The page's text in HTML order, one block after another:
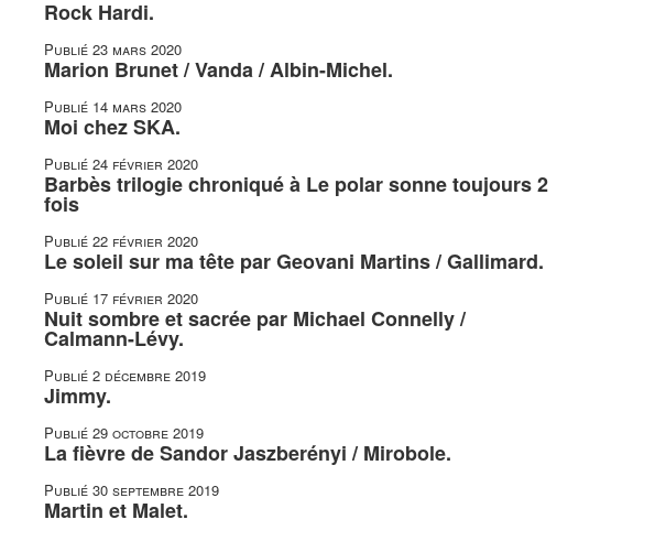
Rock Hardi.
Publié 23 mars 2020
Marion Brunet / Vanda / Albin-Michel.
Publié 14 mars 2020
Moi chez SKA.
Publié 24 février 2020
Barbès trilogie chroniqué à Le polar sonne toujours 2
fois
Publié 22 février 2020
Le soleil sur ma tête par Geovani Martins / Gallimard.
Publié 17 février 2020
Nuit sombre et sacrée par Michael Connelly /
Calmann-Lévy.
Publié 2 décembre 2019
Jimmy.
Publié 29 octobre 2019
La fièvre de Sandor Jaszberényi / Mirobole.
Publié 30 septembre 2019
Martin et Malet.